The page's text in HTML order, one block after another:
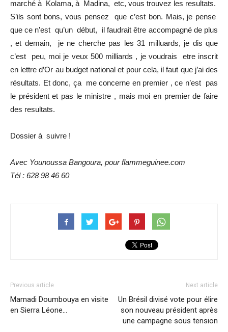
marché à Kolama, à Madina, etc, vous trouvez les resultats.
S’ils sont bons, vous pensez que c’est bon. Mais, je pense
que ce n’est qu’un début, il faudrait être accompagné de plus
, et demain, je ne cherche pas les 31 milluards, je dis que
c’est peu, moi je veux 500 milliards , je voudrais etre inscrit
en lettre d’Or au budget national et pour cela, il faut que j’ai des
résultats. Et donc, ça me concerne en premier , ce n’est pas
le président et pas le ministre , mais moi en premier de faire
des resultats.
Dossier à suivre !
Avec Younoussa Bangoura, pour flammeguinee.com
Tél : 628 98 46 60
Previous article
Mamadi Doumbouya en visite
en Sierra Léone…
Next article
Un Brésil divisé vote pour élire
son nouveau président après
une campagne sous tension